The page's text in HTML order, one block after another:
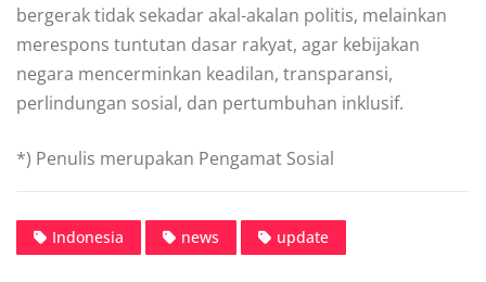
bergerak tidak sekadar akal-akalan politis, melainkan
merespons tuntutan dasar rakyat, agar kebijakan
negara mencerminkan keadilan, transparansi,
perlindungan sosial, dan pertumbuhan inklusif.
*) Penulis merupakan Pengamat Sosial
Indonesia news update